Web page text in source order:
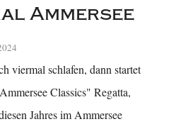
Ammersee
viermal schlafen, dann startet
Classics" Regatta,
Jahres im Ammersee